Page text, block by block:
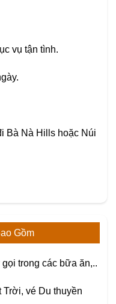
vụ tận tình.
Bà Nà Hills hoặc Núi
Gồm
trong các bữa ăn,..
Trời, vé Du thuyền